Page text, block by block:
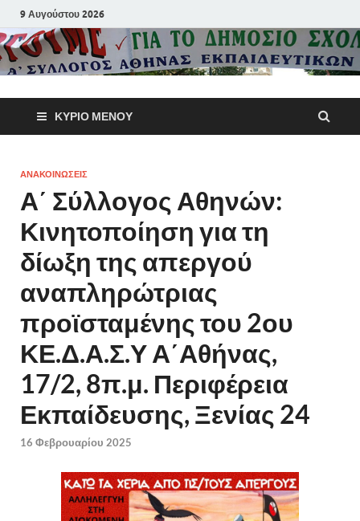
9 Αυγούστου 2026
Α΄
Αθηνών
Π.Ε.
ΚΎΡΙΟ ΜΕΝΟΎ
ΑΝΑΚΟΙΝΩΣΕΙΣ
Α΄ Σύλλογος Αθηνών:
Κινητοποίηση για τη
δίωξη της απεργού
αναπληρώτριας
προϊσταμένης του 2ου
ΚΕ.Δ.Α.Σ.Υ Α΄Αθήνας,
17/2, 8π.μ. Περιφέρεια
Εκπαίδευσης, Ξενίας 24
16 Φεβρουαρίου 2025